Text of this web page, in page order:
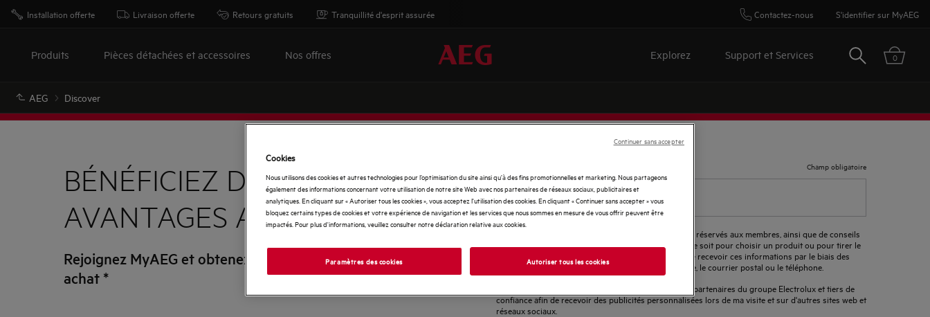
Installation offerte Livraison offerte Retours gratuits Tranquillité d'esprit assurée Contactez-nous S'identifier sur MyAEG
Produits Pièces détachées et accessoires Nos offres Explorez Support et Services Rechercher
0
AEG Discover
BÉNÉFICIEZ DE TOUS LES
AVANTAGES AEG
Rejoignez MyAEG et obtenez - 10 % sur votre prochain
achat *
Champ obligatoire
Renseignez
votre
adresse
Je souhaite bénéficier d'offres exclusives, d'avantages réservés aux membres, ainsi que de conseils
et d'inspiration de la part dugroupe Electrolux
, que ce soit pour choisir un produit ou pour tirer le
meilleur parti de celui que je possède déjà. Je souhaite recevoir ces informations par le biais des
canaux que j'ai sélectionnés, tels que l'e-mail, le mobile, le courrier postal ou le téléphone.
J'accepte que mes données soient partagées avec les partenaires du groupe Electrolux et tiers de
confiance afin de recevoir des publicités personnalisées lors de ma visite et sur d'autres sites web et
réseaux sociaux.
Cookies
Nous utilisons des cookies et autres technologies pour l’optimisation du site ainsi qu’à des fins promotionnelles et marketing. Nous partageons
également des informations concernant votre utilisation de notre site Web avec nos partenaires de réseaux sociaux, publicitaires et
analytiques. En cliquant sur « Autoriser tous les cookies », vous acceptez l'utilisation des cookies. En cliquant « Continuer sans accepter » vous
bloquez certains types de cookies et votre expérience de navigation et les services que nous sommes en mesure de vous offrir peuvent être
impactés. Pour plus d'informations, veuillez consulter notre déclaration relative aux cookies.
Paramètres des cookies Autoriser tous les cookies
Continuer sans accepter